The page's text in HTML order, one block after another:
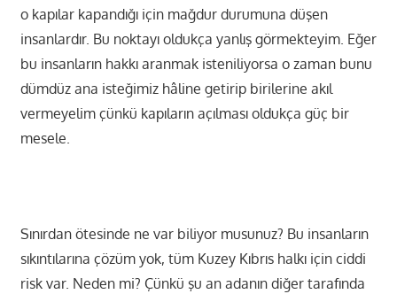
o kapılar kapandığı için mağdur durumuna düşen
insanlardır. Bu noktayı oldukça yanlış görmekteyim. Eğer
bu insanların hakkı aranmak isteniliyorsa o zaman bunu
dümdüz ana isteğimiz hâline getirip birilerine akıl
vermeyelim çünkü kapıların açılması oldukça güç bir
mesele.
Sınırdan ötesinde ne var biliyor musunuz? Bu insanların
sıkıntılarına çözüm yok, tüm Kuzey Kıbrıs halkı için ciddi
risk var. Neden mi? Çünkü şu an adanın diğer tarafında